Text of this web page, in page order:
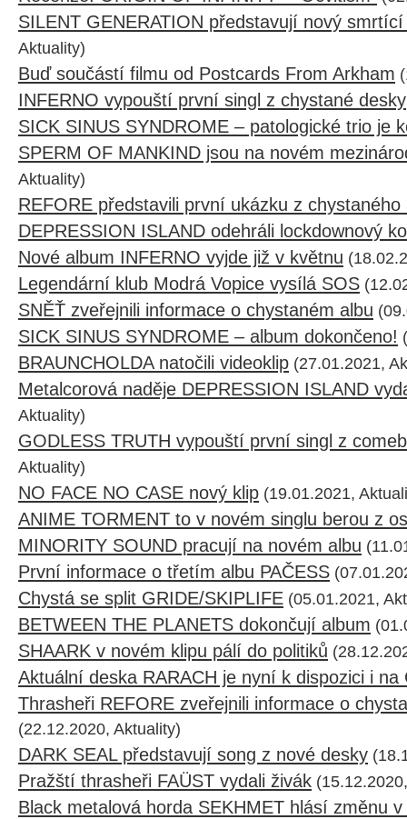
SILENT GENERATION představují nový
Aktuality)
Buď součástí filmu od Postcards From Arkham
INFERNO vypouští první singl z chystané desky
SICK SINUS SYNDROME – patologické trio je
SPERM OF MANKIND jsou na novém
Aktuality)
REFORE představili první ukázku z chystaného
DEPRESSION ISLAND odehráli lockdownový
Nové album INFERNO vyjde již v květnu
Legendární klub Modrá Vopice vysílá SOS
SNĚŤ zveřejnili informace o chystaném albu
SICK SINUS SYNDROME – album dokončeno!
BRAUNCHOLDA natočili videoklip (27.01.2021,
Metalcorová naděje DEPRESSION ISLAND
Aktuality)
GODLESS TRUTH vypouští první singl z
Aktuality)
NO FACE NO CASE nový klip (19.01.2021,
ANIME TORMENT to v novém singlu berou z
MINORITY SOUND pracují na novém albu
První informace o třetím albu PAČESS
Chystá se split GRIDE/SKIPLIFE (05.01.2021,
BETWEEN THE PLANETS dokončují album
SHAARK v novém klipu pálí do politiků
Aktuální deska RARACH je nyní k dispozici i na
Thrasheři REFORE zveřejnili informace o
(22.12.2020, Aktuality)
DARK SEAL představují song z nové desky
Pražští thrasheři FAÜST vydali živák
Black metalová horda SEKHMET hlásí změnu